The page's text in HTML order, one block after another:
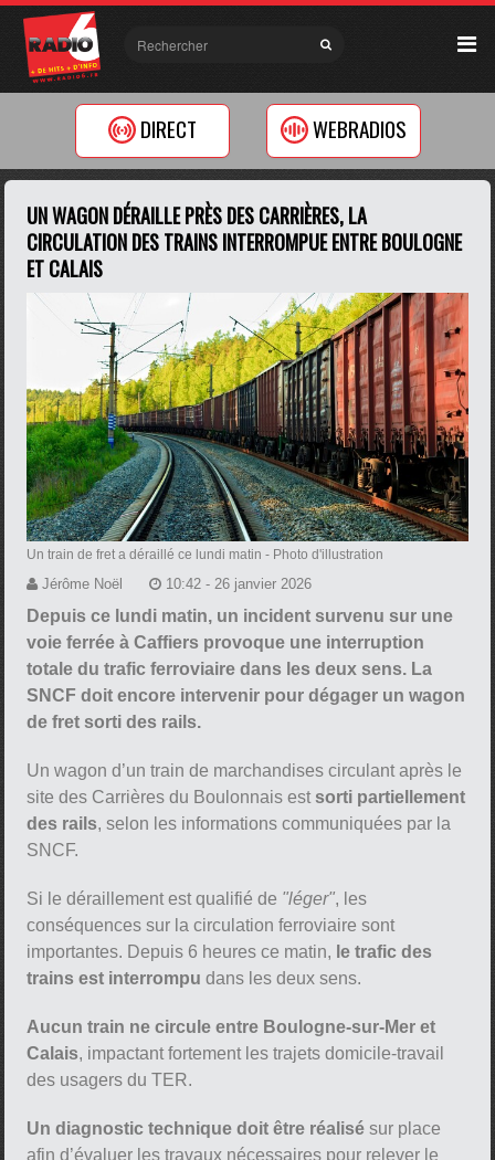
DIRECT WEBRADIOS
UN WAGON DÉRAILLE PRÈS DES CARRIÈRES, LA
CIRCULATION DES TRAINS INTERROMPUE ENTRE BOULOGNE
ET CALAIS
Un train de fret a déraillé ce lundi matin - Photo d'illustration
Jérôme Noël 10:42 - 26 janvier 2026
Depuis ce lundi matin, un incident survenu sur une
voie ferrée à Caffiers provoque une interruption
totale du trafic ferroviaire dans les deux sens. La
SNCF doit encore intervenir pour dégager un wagon
de fret sorti des rails.
Un wagon d’un train de marchandises circulant après le
site des Carrières du Boulonnais estsorti partiellement
des rails, selon les informations communiquées par la
SNCF.
Si le déraillement est qualifié de "léger", les
conséquences sur la circulation ferroviaire sont
importantes. Depuis 6 heures ce matin, le trafic des
trains est interrompu dans les deux sens.
Aucun train ne circule entre Boulogne-sur-Mer et
Calais, impactant fortement les trajets domicile-travail
des usagers du TER.
Un diagnostic technique doit être réalisé sur place
afin d’évaluer les travaux nécessaires pour relever le